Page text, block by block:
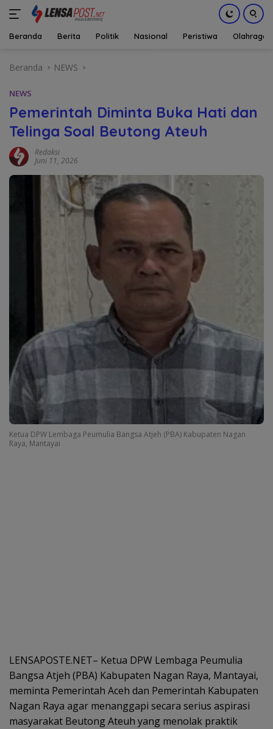
Beranda Berita Politik Nasional Peristiwa Olahraga
Beranda NEWS
NEWS
Pemerintah Diminta Buka Hati dan
Telinga Soal Beutong Ateuh
Redaksi
Juni 11, 2026
Ketua DPW Lembaga Peumulia Bangsa Atjeh (PBA) Kabupaten Nagan
Raya, Mantayai
LENSAPOSTE.NET– Ketua DPW Lembaga Peumulia
Bangsa Atjeh (PBA) Kabupaten Nagan Raya, Mantayai,
meminta Pemerintah Aceh dan Pemerintah Kabupaten
Nagan Raya agar menanggapi secara serius aspirasi
masyarakat Beutong Ateuh yang menolak praktik